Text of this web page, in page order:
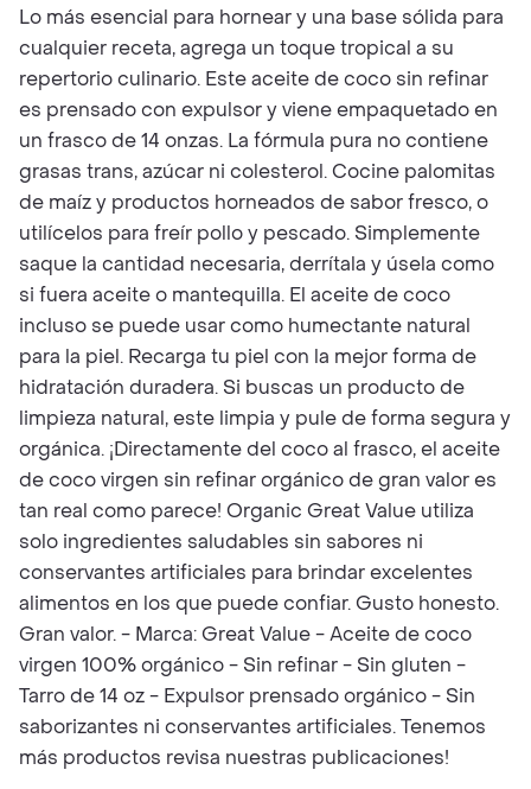
Lo más esencial para hornear y una base sólida para
cualquier receta, agrega un toque tropical a su
repertorio culinario. Este aceite de coco sin refinar
es prensado con expulsor y viene empaquetado en
un frasco de 14 onzas. La fórmula pura no contiene
grasas trans, azúcar ni colesterol. Cocine palomitas
de maíz y productos horneados de sabor fresco, o
utilícelos para freír pollo y pescado. Simplemente
saque la cantidad necesaria, derrítala y úsela como
si fuera aceite o mantequilla. El aceite de coco
incluso se puede usar como humectante natural
para la piel. Recarga tu piel con la mejor forma de
hidratación duradera. Si buscas un producto de
limpieza natural, este limpia y pule de forma segura y
orgánica. ¡Directamente del coco al frasco, el aceite
de coco virgen sin refinar orgánico de gran valor es
tan real como parece! Organic Great Value utiliza
solo ingredientes saludables sin sabores ni
conservantes artificiales para brindar excelentes
alimentos en los que puede confiar. Gusto honesto.
Gran valor. - Marca: Great Value - Aceite de coco
virgen 100% orgánico - Sin refinar - Sin gluten -
Tarro de 14 oz - Expulsor prensado orgánico - Sin
saborizantes ni conservantes artificiales. Tenemos
más productos revisa nuestras publicaciones!